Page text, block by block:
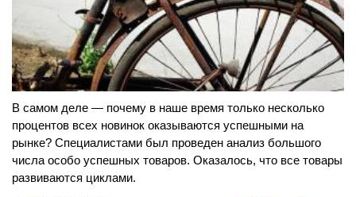
В самом деле — почему в наше время только несколько
процентов всех новинок оказываются успешными на
рынке? Специалистами был проведен анализ большого
числа особо успешных товаров. Оказалось, что все товары
развиваются циклами.